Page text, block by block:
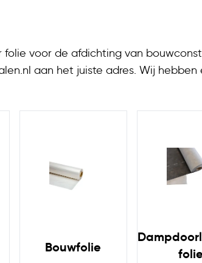
folie voor de afdichting van
aan het juiste adres. Wij
in verschillende afmetingen. Zo
Bouwfolie
folie